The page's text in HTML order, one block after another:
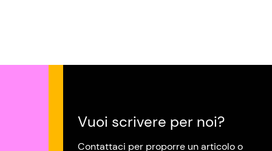
Vuoi scrivere per noi?
Contattaci per proporre un articolo o